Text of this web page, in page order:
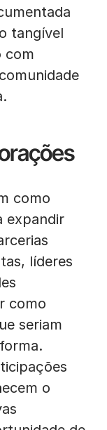
tangível
com
como
expandir
líderes
como
seriam
o